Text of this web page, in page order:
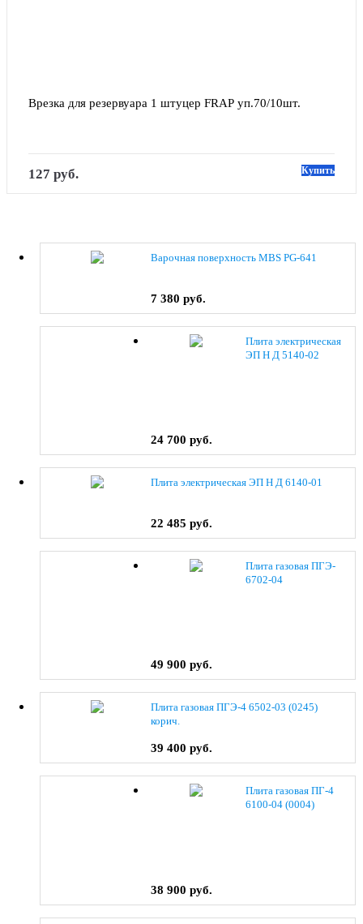
Врезка для резервуара 1 штуцер FRAP уп.70/10шт.
127 руб. Купить
Варочная поверхность MBS PG-641
7 380 руб.
Плита электрическая
ЭП Н Д 5140-02
24 700 руб.
Плита электрическая ЭП Н Д 6140-01
22 485 руб.
Плита газовая ПГЭ-
6702-04
49 900 руб.
Плита газовая ПГЭ-4 6502-03 (0245)
корич.
39 400 руб.
Плита газовая ПГ-4
6100-04 (0004)
38 900 руб.